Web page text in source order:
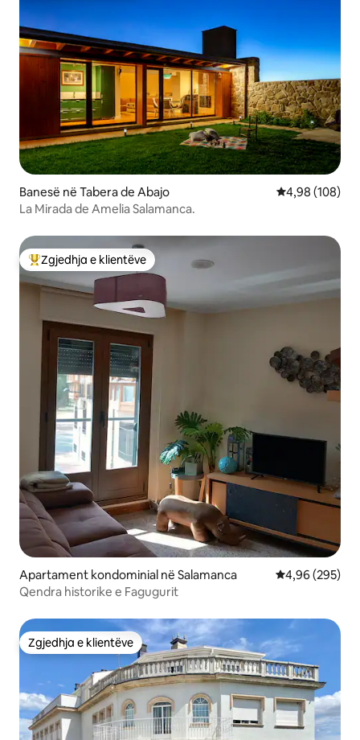
Banesë në Tabera de Abajo Vlerësimi
4,98 (108)
La Mirada de Amelia Salamanca.
Më të mirat e zgjedhjeve të klientëve
Zgjedhja e klientëve
Apartament kondominial në Salamanca Vlerësimi
4,96 (295)
Qendra historike e Fagugurit
Zgjedhja e klientëve
Zgjedhja e klientëve